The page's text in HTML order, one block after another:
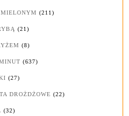
(211)
(21)
(8)
(637)
(27)
DROŻDŻOWE (22)
(32)